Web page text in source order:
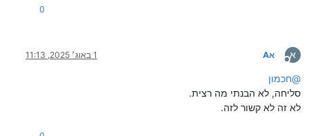
0
א
מנותק
אA 1 באוג׳ 2025, 11:13
@חכמון
סליחה, לא הבנתי מה רצית.
לא זה לא קשור לזה.